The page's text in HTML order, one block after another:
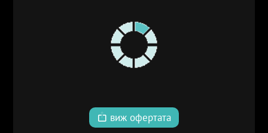
виж офертата